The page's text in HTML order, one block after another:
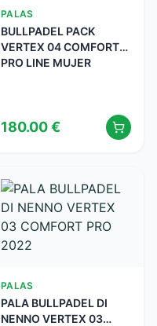
PALAS
BULLPADEL PACK
VERTEX 04 COMFORT
PRO LINE MUJER
180.00€
PALAS
PALA BULLPADEL DI
NENNO VERTEX 03